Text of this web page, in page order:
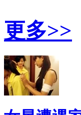
更多>>